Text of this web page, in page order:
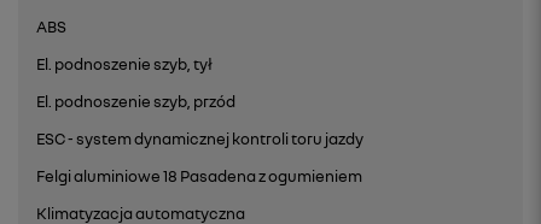
ABS
El. podnoszenie szyb, tył
El. podnoszenie szyb, przód
ESC - system dynamicznej kontroli toru jazdy
Felgi aluminiowe 18 Pasadena z ogumieniem
Klimatyzacja automatyczna